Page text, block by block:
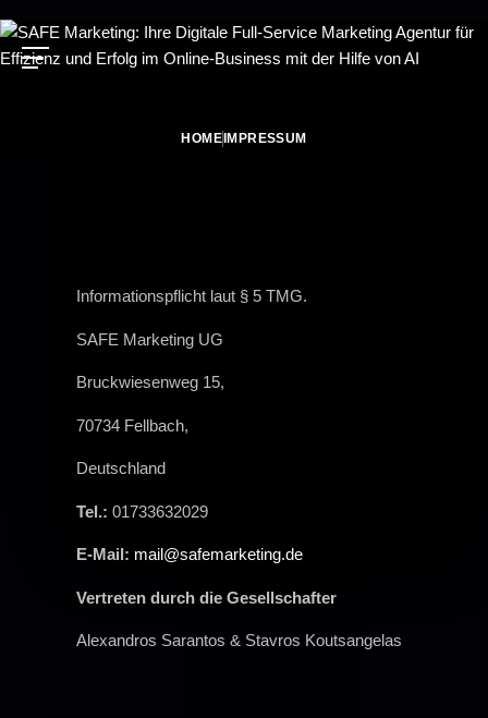
HOME IMPRESSUM
Informationspflicht laut § 5 TMG.
SAFE Marketing UG
Bruckwiesenweg 15,
70734 Fellbach,
Deutschland
Tel.: 01733632029
E-Mail: mail@safemarketing.de
Vertreten durch die Gesellschafter
Alexandros Sarantos & Stavros Koutsangelas